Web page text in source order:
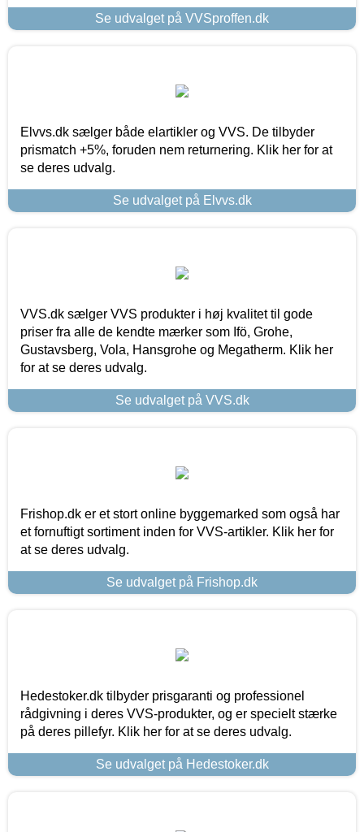
Se udvalget på VVSproffen.dk
Elvvs.dk sælger både elartikler og VVS. De tilbyder
prismatch +5%, foruden nem returnering. Klik her for at
se deres udvalg.
Se udvalget på Elvvs.dk
VVS.dk sælger VVS produkter i høj kvalitet til gode
priser fra alle de kendte mærker som Ifö, Grohe,
Gustavsberg, Vola, Hansgrohe og Megatherm. Klik her
for at se deres udvalg.
Se udvalget på VVS.dk
Frishop.dk er et stort online byggemarked som også har
et fornuftigt sortiment inden for VVS-artikler. Klik her for
at se deres udvalg.
Se udvalget på Frishop.dk
Hedestoker.dk tilbyder prisgaranti og professionel
rådgivning i deres VVS-produkter, og er specielt stærke
på deres pillefyr. Klik her for at se deres udvalg.
Se udvalget på Hedestoker.dk